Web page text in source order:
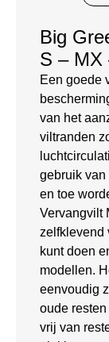
Big
S – MX
Een goede
van het
viltranden
gebruik van
en toe
Vervangvilt
zelfklevend
kunt doen
modellen.
eenvoudig
oude
vrij van